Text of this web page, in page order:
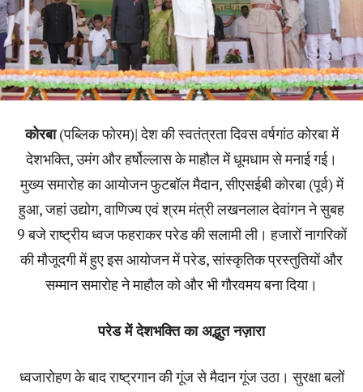
कोरबा(पब्लिक फोरम)| देश की स्वतंत्रता दिवस वर्षगांठ कोरबा में
देशभक्ति, उमंग और हर्षोल्लास के माहौल में धूमधाम से मनाई गई।
मुख्य समारोह का आयोजन फुटबॉल मैदान, सीएसईबी कोरबा (पूर्व) में
हुआ, जहां उद्योग, वाणिज्य एवं श्रम मंत्री लखनलाल देवांगन ने सुबह
9 बजे राष्ट्रीय ध्वज फहराकर परेड की सलामी ली। हजारों नागरिकों
की मौजूदगी में हुए इस आयोजन में परेड, सांस्कृतिक प्रस्तुतियों और
सम्मान समारोह ने माहौल को और भी गौरवमय बना दिया।
परेड में देशभक्ति का अद्भुत नज़ारा
ध्वजारोहण के बाद राष्ट्रगान की गूंज से मैदान गूंज उठा। सुरक्षा बलों